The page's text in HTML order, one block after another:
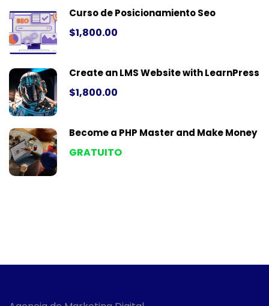
Curso de Posicionamiento Seo
$1,800.00
Create an LMS Website with LearnPress
$1,800.00
Become a PHP Master and Make Money
GRATUITO